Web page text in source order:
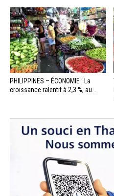
PHILIPPINES – ÉCONOMIE : La
croissance ralentit à 2,3 %, au...